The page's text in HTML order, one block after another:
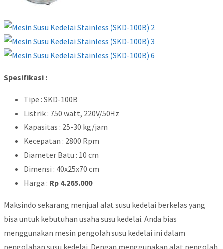
Spesifikasi :
Tipe : SKD-100B
Listrik : 750 watt, 220V/50Hz
Kapasitas : 25-30 kg/jam
Kecepatan : 2800 Rpm
Diameter Batu : 10 cm
Dimensi : 40x25x70 cm
Harga : Rp 4.265.000
Maksindo sekarang menjual alat susu kedelai berkelas yang
bisa untuk kebutuhan usaha susu kedelai. Anda bias
menggunakan mesin pengolah susu kedelai ini dalam
pengolahan susu kedelai. Dengan menggunakan alat pengolah